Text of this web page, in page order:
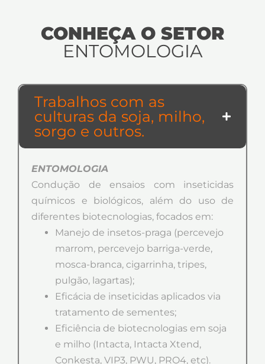
CONHEÇA O SETOR
ENTOMOLOGIA
Trabalhos com as
culturas da soja, milho,
sorgo e outros.
ENTOMOLOGIA
Condução de ensaios com inseticidas
químicos e biológicos, além do uso de
diferentes biotecnologias, focados em:
Manejo de insetos-praga (percevejo
marrom, percevejo barriga-verde,
mosca-branca, cigarrinha, tripes,
pulgão, lagartas);
Eficácia de inseticidas aplicados via
tratamento de sementes;
Eficiência de biotecnologias em soja
e milho (Intacta, Intacta Xtend,
Conkesta, VIP3, PWU, PRO4, etc).